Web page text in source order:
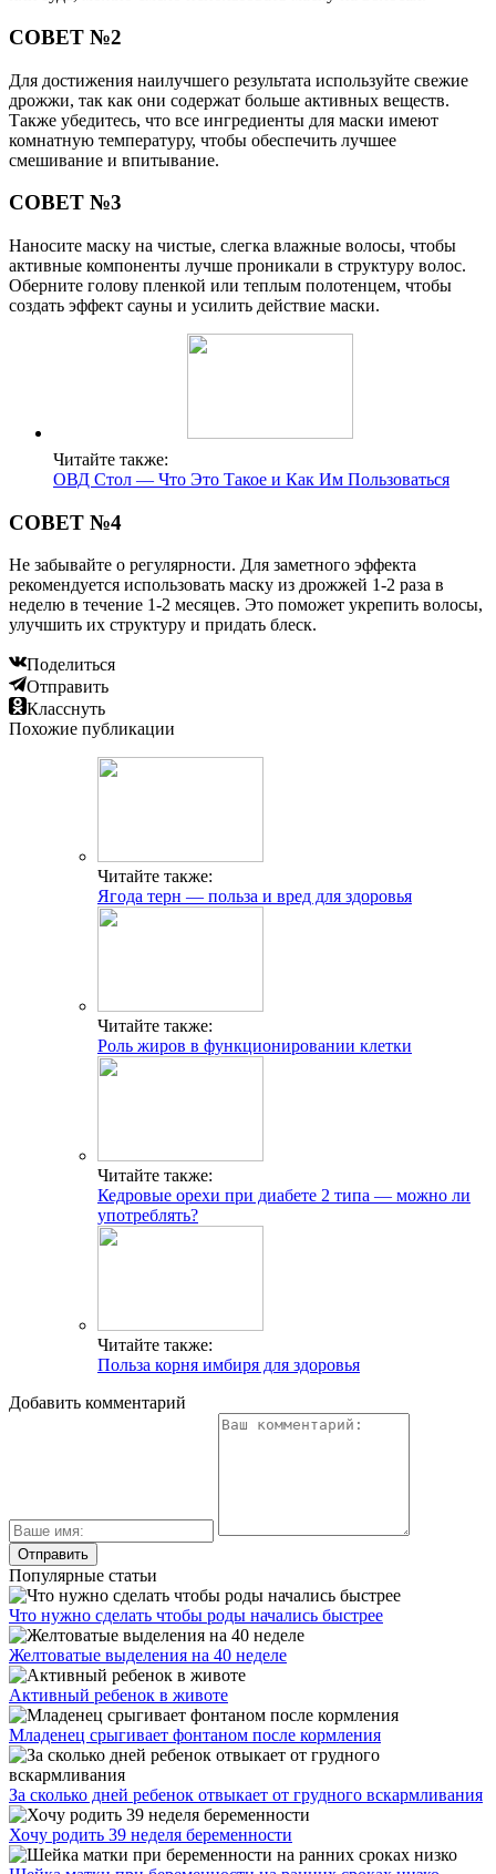
СОВЕТ №2
Для достижения наилучшего результата используйте свежие
дрожжи, так как они содержат больше активных веществ.
Также убедитесь, что все ингредиенты для маски имеют
комнатную температуру, чтобы обеспечить лучшее
смешивание и впитывание.
СОВЕТ №3
Наносите маску на чистые, слегка влажные волосы, чтобы
активные компоненты лучше проникали в структуру волос.
Оберните голову пленкой или теплым полотенцем, чтобы
создать эффект сауны и усилить действие маски.
Читайте также:
ОВД Стол — Что Это Такое и Как Им Пользоваться
СОВЕТ №4
Не забывайте о регулярности. Для заметного эффекта
рекомендуется использовать маску из дрожжей 1-2 раза в
неделю в течение 1-2 месяцев. Это поможет укрепить волосы,
улучшить их структуру и придать блеск.
Поделиться
Отправить
Класснуть
Похожие публикации
Читайте также:
Ягода терн — польза и вред для здоровья
Читайте также:
Роль жиров в функционировании клетки
Читайте также:
Кедровые орехи при диабете 2 типа — можно ли
употреблять?
Читайте также:
Польза корня имбиря для здоровья
Добавить комментарий
Популярные статьи
Что нужно сделать чтобы роды начались быстрее
Желтоватые выделения на 40 неделе
Активный ребенок в животе
Младенец срыгивает фонтаном после кормления
За сколько дней ребенок отвыкает от грудного вскармливания
Хочу родить 39 неделя беременности